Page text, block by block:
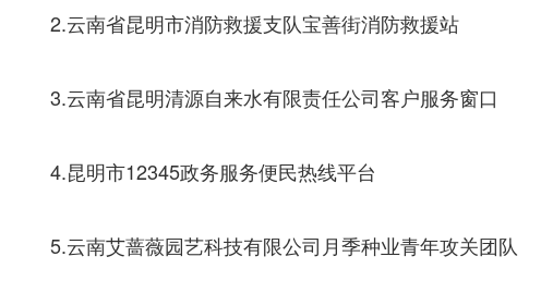
2.云南省昆明市消防救援支队宝善街消防救援站
3.云南省昆明清源自来水有限责任公司客户服务窗口
4.昆明市12345政务服务便民热线平台
5.云南艾蔷薇园艺科技有限公司月季种业青年攻关团队